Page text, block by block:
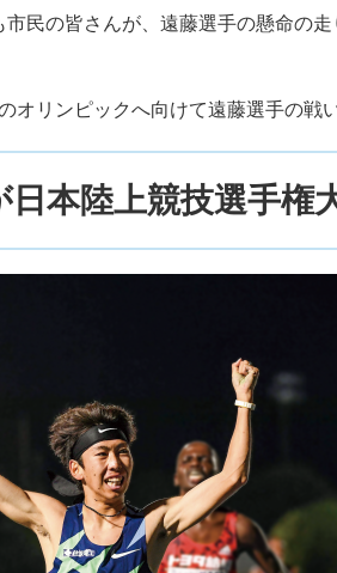
民の皆さんが、遠藤選手の懸命の
オリンピックへ向けて遠藤選手の戦
本陸上競技選手権